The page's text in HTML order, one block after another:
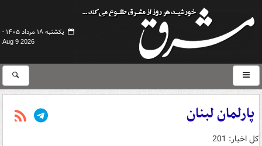
یکشنبه ۱۸ مرداد ۱۴۰۵ -
Aug 9 2026
پارلمان لبنان
کل اخبار: 201